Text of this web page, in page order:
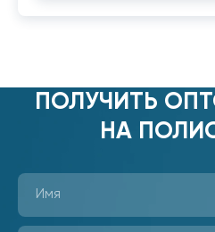
ПОЛУЧИТЬ
НА